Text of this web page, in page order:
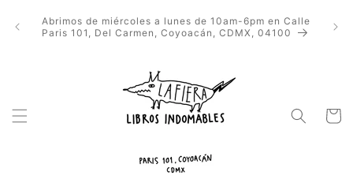
directamente
al contenido
Abrimos de miércoles a lunes de 10am-6pm en Calle
Paris 101, Del Carmen, Coyoacán, CDMX, 04100
Carrito